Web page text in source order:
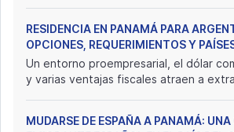
RESIDENCIA EN PANAMÁ PARA
OPCIONES, REQUERIMIENTOS Y
Un entorno proempresarial, el dólar
y varias ventajas fiscales atraen a
MUDARSE DE ESPAÑA A PANAMÁ: UNA